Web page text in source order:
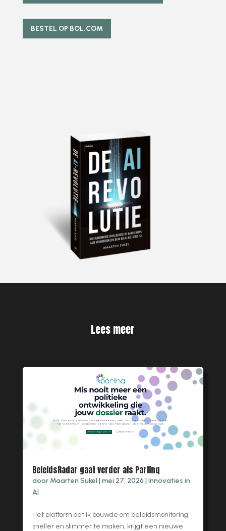
BESTEL OP BOL.COM
Lees meer
BeleidsRadar gaat verder als Parlinq
door Maarten Sukel|mei 27, 2026 |Innovaties in
AI
Het platform dat ik bouwde om beleidsmonitoring
sneller en slimmer te maken, krijgt een nieuwe